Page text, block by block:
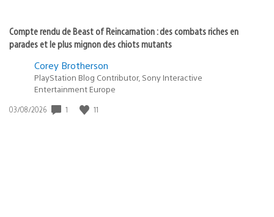
Compte rendu de Beast of Reincarnation : des combats riches en
parades et le plus mignon des chiots mutants
Corey Brotherson
PlayStation Blog Contributor, Sony Interactive
Entertainment Europe
Date
03/08/2026 1 11